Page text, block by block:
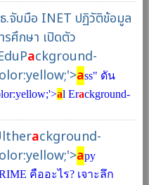
.จับมือ INET ปฏิวัติข้อมูล
รศึกษา เปิดตัว
ackground-
ass" ดัน
al Erackground-
ackground-
apy
คืออะไร? เจาะลึก